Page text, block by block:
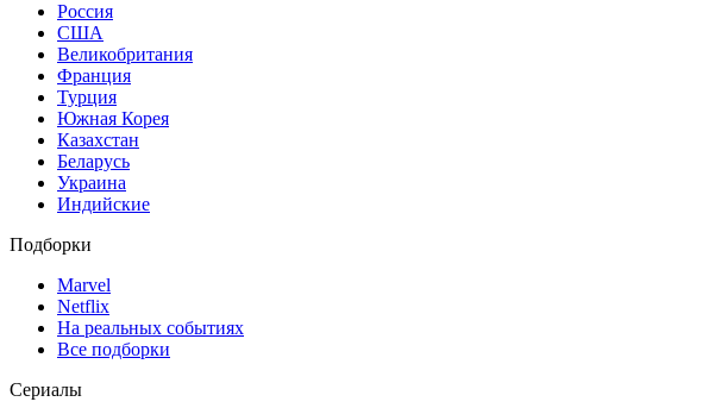
Россия
США
Великобритания
Франция
Турция
Южная Корея
Казахстан
Беларусь
Украина
Индийские
Подборки
Marvel
Netflix
На реальных событиях
Все подборки
Сериалы